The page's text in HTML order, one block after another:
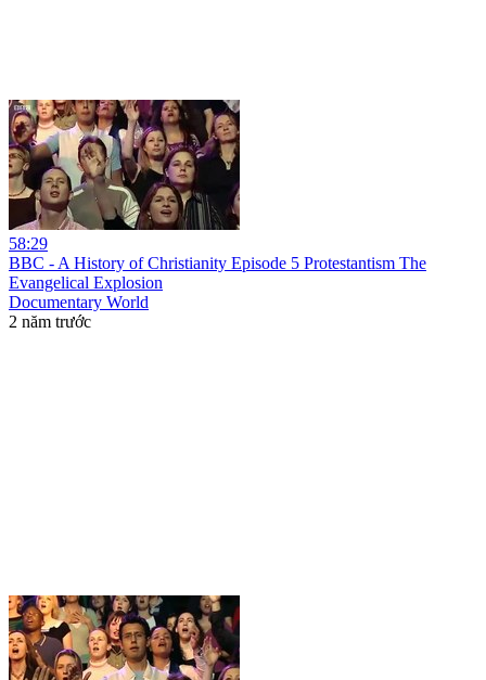
58:29
BBC - A History of Christianity Episode 5 Protestantism The
Evangelical Explosion
Documentary World
2 năm trước